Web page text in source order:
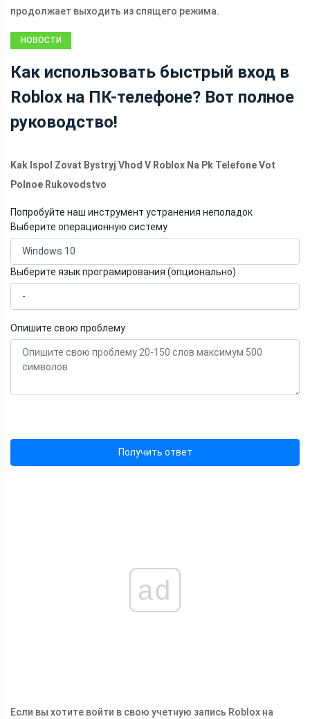
продолжает выходить из спящего режима.
НОВОСТИ
Как использовать быстрый вход в
Roblox на ПК-телефоне? Вот полное
руководство!
Kak Ispol Zovat Bystryj Vhod V Roblox Na Pk Telefone Vot
Polnoe Rukovodstvo
Попробуйте наш инструмент устранения неполадок
Выберите операционную систему
Выберите язык програмирования (опционально)
Опишите свою проблему
Получить ответ
ad
Если вы хотите войти в свою учетную запись Roblox на